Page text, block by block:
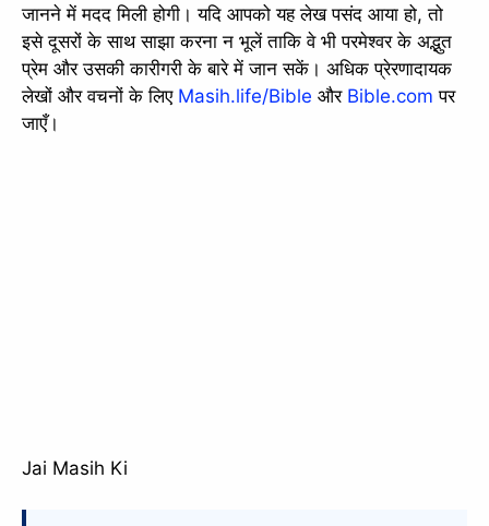
जानने में मदद मिली होगी। यदि आपको यह लेख पसंद आया हो, तो
इसे दूसरों के साथ साझा करना न भूलें ताकि वे भी परमेश्वर के अद्भुत
प्रेम और उसकी कारीगरी के बारे में जान सकें। अधिक प्रेरणादायक
लेखों और वचनों के लिए Masih.life/Bible और Bible.com पर
जाएँ।
Jai Masih Ki